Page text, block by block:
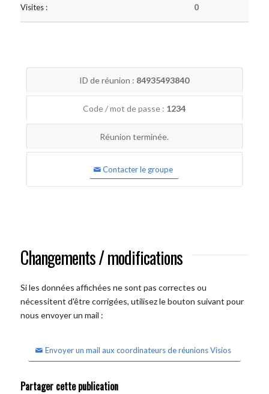
Visites : 0
ID de réunion : 84935493840
Code / mot de passe : 1234
Réunion terminée.
Contacter le groupe
Changements / modifications
Si les données affichées ne sont pas correctes ou
nécessitent d'être corrigées, utilisez le bouton suivant pour
nous envoyer un mail :
Envoyer un mail aux coordinateurs de réunions Visios
Partager cette publication